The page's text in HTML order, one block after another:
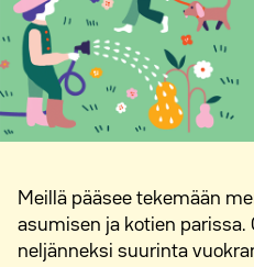
Meillä pääsee tekemään
asumisen ja kotien parissa.
neljänneksi suurinta